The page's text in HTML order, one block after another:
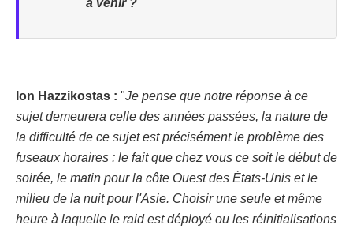
Ion Hazzikostas : "Je pense que notre réponse à ce
sujet demeurera celle des années passées, la nature de
la difficulté de ce sujet est précisément le problème des
fuseaux horaires : le fait que chez vous ce soit le début de
soirée, le matin pour la côte Ouest des États-Unis et le
milieu de la nuit pour l'Asie. Choisir une seule et même
heure à laquelle le raid est déployé ou les réinitialisations